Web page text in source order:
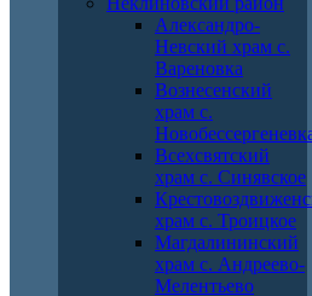
Александро-
Невский храм с.
Вареновка
Вознесенский
храм с.
Всехсвятский
храм с. Синявское
храм с. Троицкое
Магдалининский
храм с. Андреево-
Мелентьево